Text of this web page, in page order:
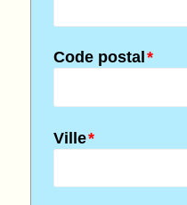
*
Code postal
*
Ville